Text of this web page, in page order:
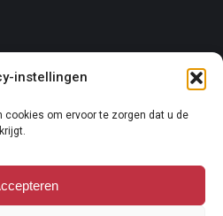
instellingen
cookies om ervoor te zorgen dat u de